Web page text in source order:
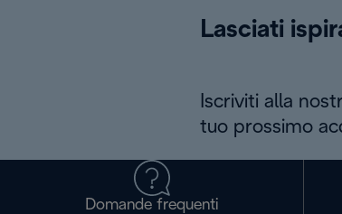
Lasciati
Iscriviti alla
tuo prossimo
Domande frequenti